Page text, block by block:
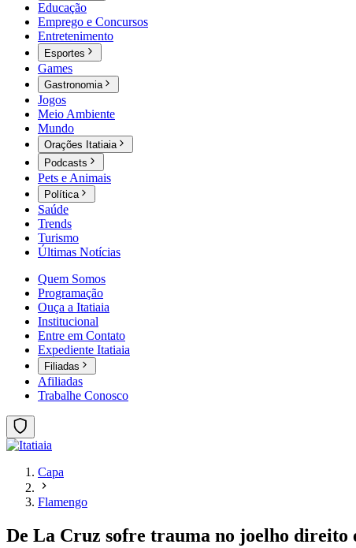
Educação
Emprego e Concursos
Entretenimento
Esportes
Games
Gastronomia
Jogos
Meio Ambiente
Mundo
Orações Itatiaia
Podcasts
Pets e Animais
Política
Saúde
Trends
Turismo
Últimas Notícias
Quem Somos
Programação
Ouça a Itatiaia
Institucional
Entre em Contato
Expediente Itatiaia
Filiadas
Afiliadas
Trabalhe Conosco
Capa
Flamengo
De La Cruz sofre trauma no joelho direito